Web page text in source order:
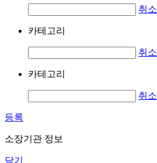
취소
카테고리
취소
카테고리
취소
등록
소장기관 정보
닫기